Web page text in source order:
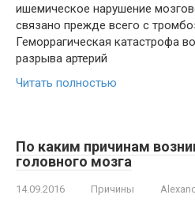
ишемическое нарушение
связано прежде всего с
Геморрагическая катастрофа
разрыва артерий
Читать полностью
По каким причинам
головного мозга
14.09.2016 Причины